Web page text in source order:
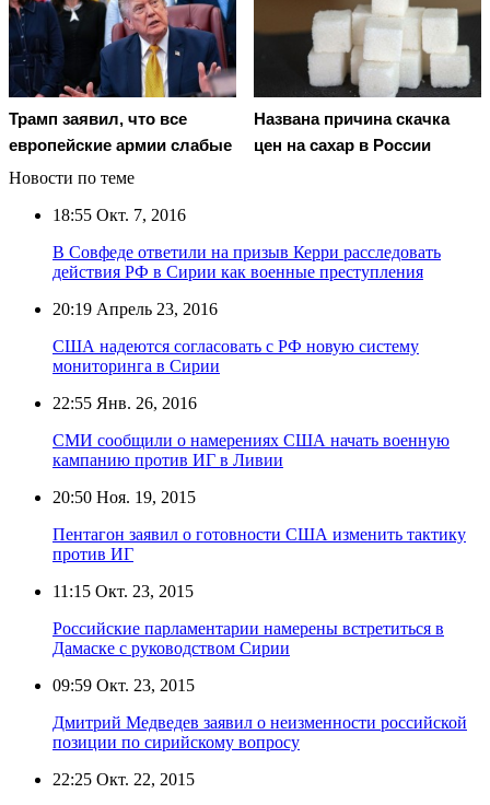
Трамп заявил, что все
европейские армии слабые
Названа причина скачка
цен на сахар в России
Новости по теме
18:55 Окт. 7, 2016
В Совфеде ответили на призыв Керри расследовать
действия РФ в Сирии как военные преступления
20:19 Апрель 23, 2016
США надеются согласовать с РФ новую систему
мониторинга в Сирии
22:55 Янв. 26, 2016
СМИ сообщили о намерениях США начать военную
кампанию против ИГ в Ливии
20:50 Ноя. 19, 2015
Пентагон заявил о готовности США изменить тактику
против ИГ
11:15 Окт. 23, 2015
Российские парламентарии намерены встретиться в
Дамаске с руководством Сирии
09:59 Окт. 23, 2015
Дмитрий Медведев заявил о неизменности российской
позиции по сирийскому вопросу
22:25 Окт. 22, 2015